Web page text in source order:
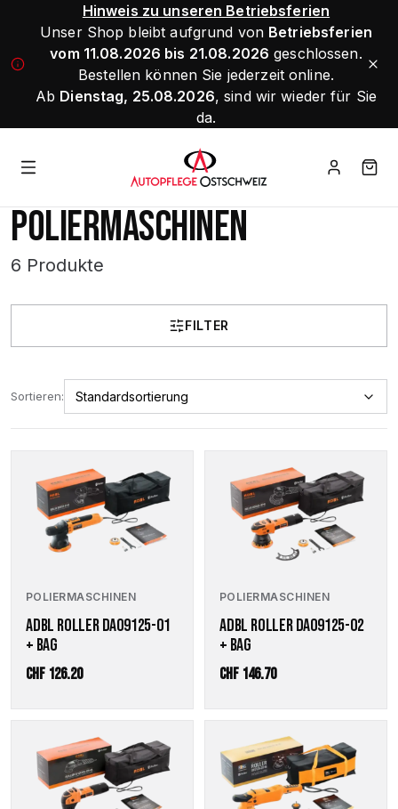
Hinweis zu unseren Betriebsferien
Unser Shop bleibt aufgrund von Betriebsferien
vom 11.08.2026 bis 21.08.2026 geschlossen.
Bestellen können Sie jederzeit online.
Ab Dienstag, 25.08.2026, sind wir wieder für Sie
da.
POLIERMASCHINEN
6 Produkte
FILTER
Sortieren:
POLIERMASCHINEN
ADBL ROLLER DA09125-01
+ BAG
CHF 126.20
POLIERMASCHINEN
ADBL ROLLER DA09125-02
+ BAG
CHF 146.70